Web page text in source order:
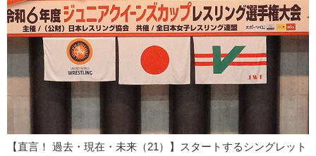
【直言！ 過去・現在・未来（21）】スタートするシングレット